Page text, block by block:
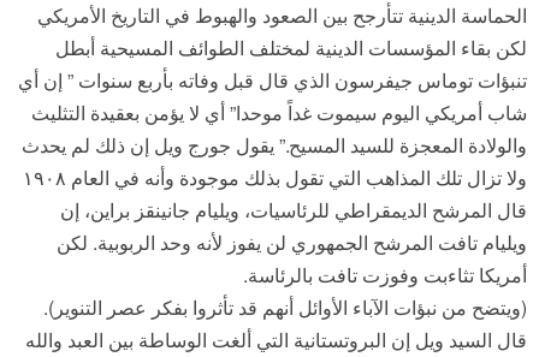
الحماسة الدينية تتأرجح بين الصعود والهبوط في التاريخ الأمريكي
لكن بقاء المؤسسات الدينية لمختلف الطوائف المسيحية أبطل
تنبؤات توماس جيفرسون الذي قال قبل وفاته بأربع سنوات ” إن أي
شاب أمريكي اليوم سيموت غداً موحدا” أي لا يؤمن بعقيدة التثليث
والولادة المعجزة للسيد المسيح.” يقول جورج ويل إن ذلك لم يحدث
ولا تزال تلك المذاهب التي تقول بذلك موجودة وأنه في العام ١٩٠٨
قال المرشح الديمقراطي للرئاسيات، ويليام جانينقز براين، إن
ويليام تافت المرشح الجمهوري لن يفوز لأنه وحد الربوبية. لكن
أمريكا تثاءبت وفوزت تافت بالرئاسة.
(ويتضح من نبؤات الآباء الأوائل أنهم قد تأثروا بفكر عصر التنوير).
قال السيد ويل إن البروتستانية التي ألغت الوساطة بين العبد والله